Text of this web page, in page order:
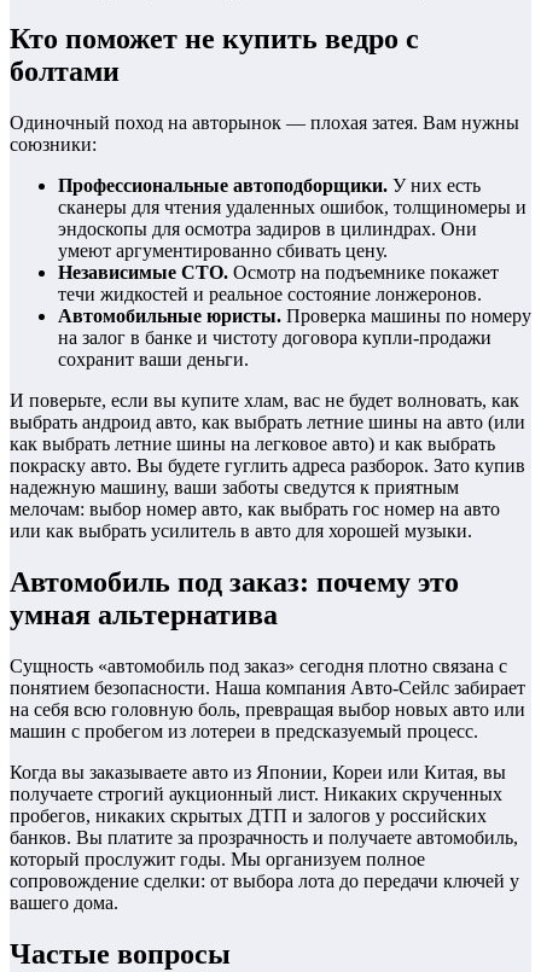
Кто поможет не купить ведро с
болтами
Одиночный поход на авторынок — плохая затея. Вам нужны
союзники:
Профессиональные автоподборщики. У них есть
сканеры для чтения удаленных ошибок, толщиномеры и
эндоскопы для осмотра задиров в цилиндрах. Они
умеют аргументированно сбивать цену.
Независимые СТО. Осмотр на подъемнике покажет
течи жидкостей и реальное состояние лонжеронов.
Автомобильные юристы. Проверка машины по номеру
на залог в банке и чистоту договора купли-продажи
сохранит ваши деньги.
И поверьте, если вы купите хлам, вас не будет волновать, как
выбрать андроид авто, как выбрать летние шины на авто (или
как выбрать летние шины на легковое авто) и как выбрать
покраску авто. Вы будете гуглить адреса разборок. Зато купив
надежную машину, ваши заботы сведутся к приятным
мелочам: выбор номер авто, как выбрать гос номер на авто
или как выбрать усилитель в авто для хорошей музыки.
Автомобиль под заказ: почему это
умная альтернатива
Сущность «автомобиль под заказ» сегодня плотно связана с
понятием безопасности. Наша компания Авто-Сейлс забирает
на себя всю головную боль, превращая выбор новых авто или
машин с пробегом из лотереи в предсказуемый процесс.
Когда вы заказываете авто из Японии, Кореи или Китая, вы
получаете строгий аукционный лист. Никаких скрученных
пробегов, никаких скрытых ДТП и залогов у российских
банков. Вы платите за прозрачность и получаете автомобиль,
который прослужит годы. Мы организуем полное
сопровождение сделки: от выбора лота до передачи ключей у
вашего дома.
Частые вопросы